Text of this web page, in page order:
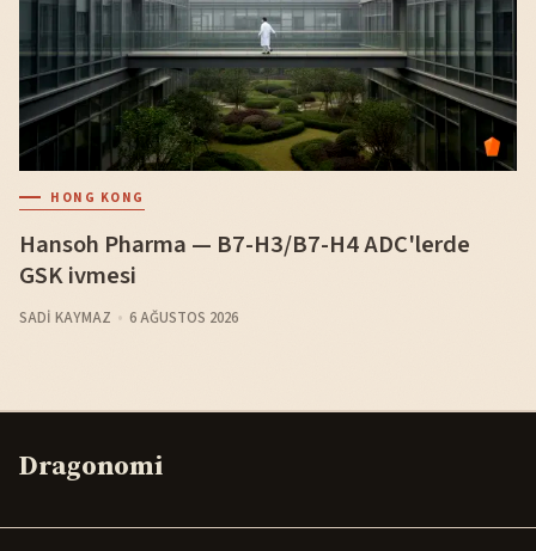
HONG KONG
Hansoh Pharma — B7-H3/B7-H4 ADC'lerde
GSK ivmesi
SADI KAYMAZ 6 AĞUSTOS 2026
Dragonomi